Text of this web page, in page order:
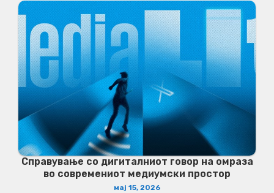
Справување со дигиталниот говор на омраза
во современиот медиумски простор
мај 15, 2026